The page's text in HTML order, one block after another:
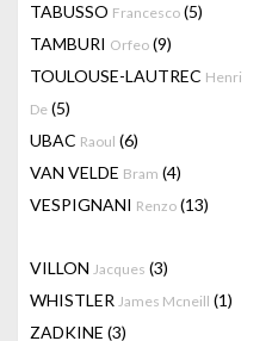
TABUSSO Francesco (5)
TAMBURI Orfeo (9)
TOULOUSE-LAUTREC Henri
De (5)
UBAC Raoul (6)
VAN VELDE Bram (4)
VESPIGNANI Renzo (13)
VILLON Jacques (3)
WHISTLER James Mcneill (1)
ZADKINE (3)